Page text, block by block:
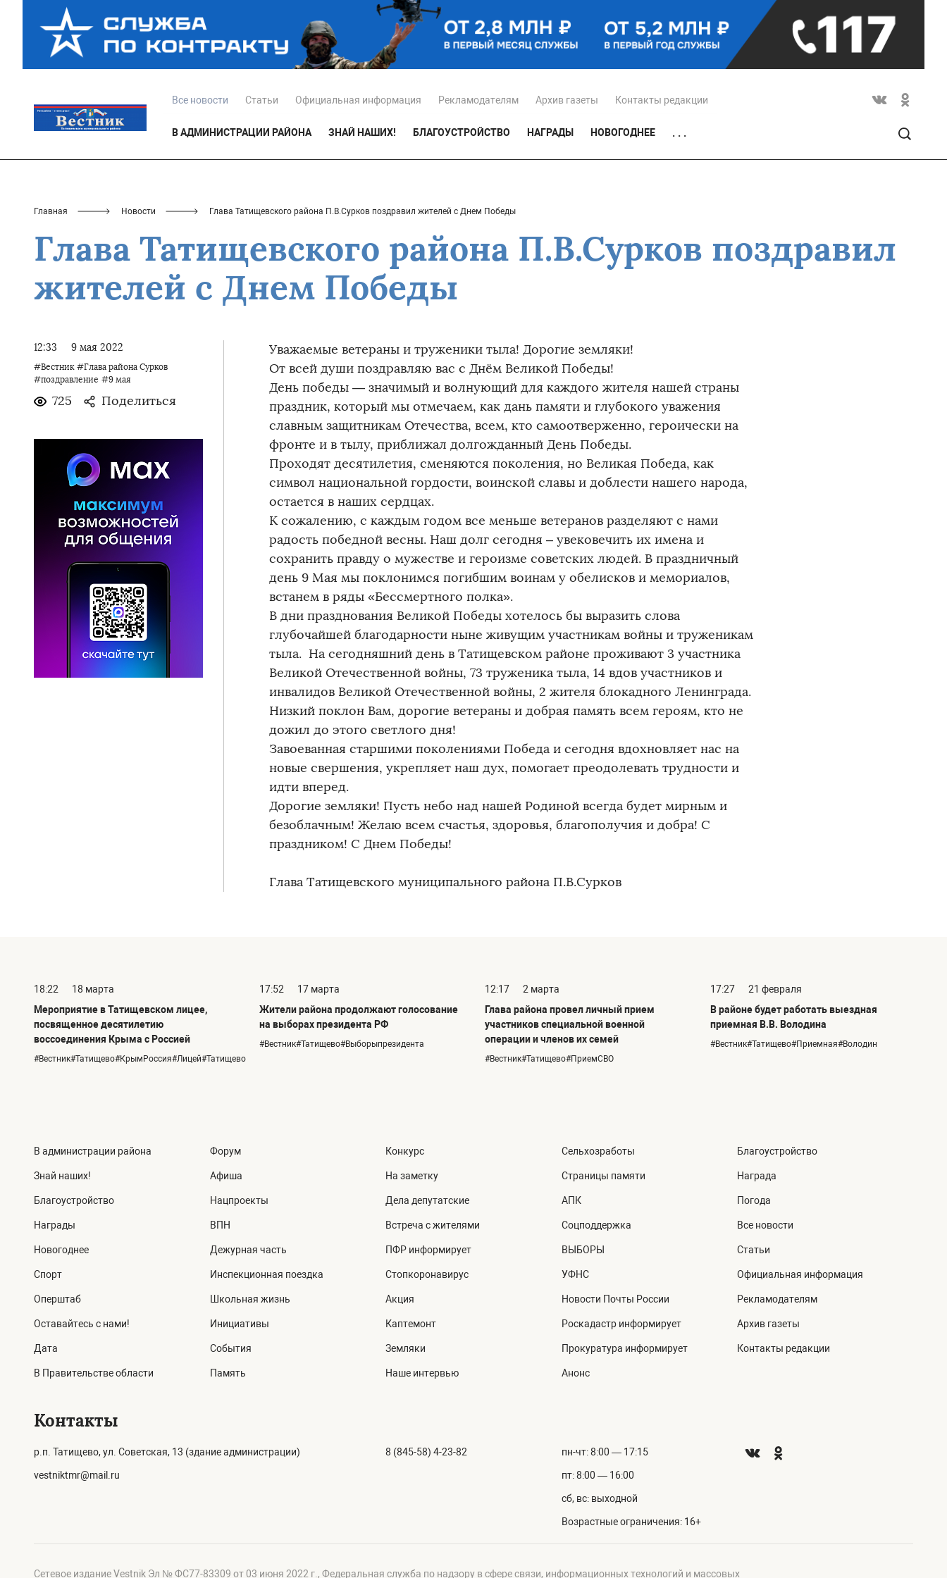
Все новости Статьи Официальная информация Рекламодателям Архив газеты Контакты редакции
В АДМИНИСТРАЦИИ РАЙОНА ЗНАЙ НАШИХ! БЛАГОУСТРОЙСТВО НАГРАДЫ НОВОГОДНЕЕ . . .
Главная Новости Глава Татищевского района П.В.Сурков поздравил жителей с Днем Победы
Глава Татищевского района П.В.Сурков поздравил
жителей с Днем Победы
12:33 9 мая 2022
#Вестник #Глава района Сурков
#поздравление #9 мая
725 Поделиться
Уважаемые ветераны и труженики тыла! Дорогие земляки!
От всей души поздравляю вас с Днём Великой Победы!
День победы — значимый и волнующий для каждого жителя нашей страны
праздник, который мы отмечаем, как дань памяти и глубокого уважения
славным защитникам Отечества, всем, кто самоотверженно, героически на
фронте и в тылу, приближал долгожданный День Победы.
Проходят десятилетия, сменяются поколения, но Великая Победа, как
символ национальной гордости, воинской славы и доблести нашего народа,
остается в наших сердцах.
К сожалению, с каждым годом все меньше ветеранов разделяют с нами
радость победной весны. Наш долг сегодня – увековечить их имена и
сохранить правду о мужестве и героизме советских людей. В праздничный
день 9 Мая мы поклонимся погибшим воинам у обелисков и мемориалов,
встанем в ряды «Бессмертного полка».
В дни празднования Великой Победы хотелось бы выразить слова
глубочайшей благодарности ныне живущим участникам войны и труженикам
тыла. На сегодняшний день в Татищевском районе проживают 3 участника
Великой Отечественной войны, 73 труженика тыла, 14 вдов участников и
инвалидов Великой Отечественной войны, 2 жителя блокадного Ленинграда.
Низкий поклон Вам, дорогие ветераны и добрая память всем героям, кто не
дожил до этого светлого дня!
Завоеванная старшими поколениями Победа и сегодня вдохновляет нас на
новые свершения, укрепляет наш дух, помогает преодолевать трудности и
идти вперед.
Дорогие земляки! Пусть небо над нашей Родиной всегда будет мирным и
безоблачным! Желаю всем счастья, здоровья, благополучия и добра! С
праздником! С Днем Победы!
Глава Татищевского муниципального района П.В.Сурков
18:22
18 марта
Мероприятие в Татищевском лицее,
посвященное десятилетию
воссоединения Крыма с Россией
#Вестник#Татищево#КрымРоссия#Лицей#Татищево
17:52
17 марта
Жители района продолжают голосование
на выборах президента РФ
#Вестник#Татищево#Выборыпрезидента
12:17
2 марта
Глава района провел личный прием
участников специальной военной
операции и членов их семей
#Вестник#Татищево#ПриемСВО
17:27
21 февраля
В районе будет работать выездная
приемная В.В. Володина
#Вестник#Татищево#Приемная#Володин
В администрации района
Знай наших!
Благоустройство
Награды
Новогоднее
Спорт
Оперштаб
Оставайтесь с нами!
Дата
В Правительстве области
Форум
Афиша
Нацпроекты
ВПН
Дежурная часть
Инспекционная поездка
Школьная жизнь
Инициативы
События
Память
Конкурс
На заметку
Дела депутатские
Встреча с жителями
ПФР информирует
Стопкоронавирус
Акция
Каптемонт
Земляки
Наше интервью
Сельхозработы
Страницы памяти
АПК
Соцподдержка
ВЫБОРЫ
УФНС
Новости Почты России
Роскадастр информирует
Прокуратура информирует
Анонс
Благоустройство
Награда
Погода
Все новости
Статьи
Официальная информация
Рекламодателям
Архив газеты
Контакты редакции
Контакты
р.п. Татищево, ул. Советская, 13 (здание администрации)
vestniktmr@mail.ru
8 (845-58) 4-23-82 пн-чт: 8:00 — 17:15
пт: 8:00 — 16:00
сб, вс: выходной
Возрастные ограничения: 16+
Сетевое издание Vestnik Эл № ФС77-83309 от 03 июня 2022 г., Федеральная служба по надзору в сфере связи, информационных технологий и массовых